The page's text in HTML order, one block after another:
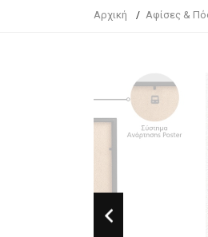
Αρχική Αφίσες &